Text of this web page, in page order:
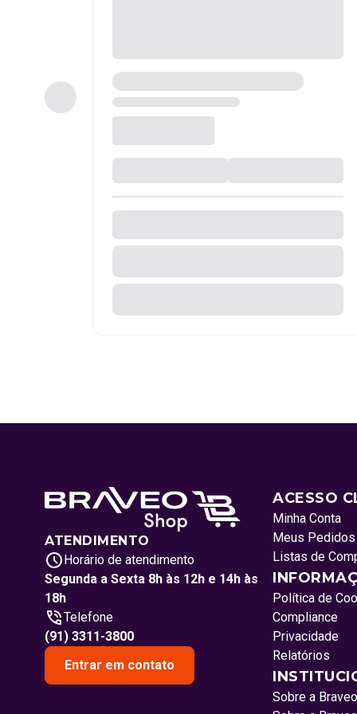
ATENDIMENTO
Horário de atendimento
Segunda a Sexta 8h às 12h e 14h às
18h
Telefone
(91) 3311-3800
Entrar em contato
ACESSO
Minha Conta
Meus Pedidos
Listas de
Política de
Compliance
Privacidade
Relatórios
Sobre a